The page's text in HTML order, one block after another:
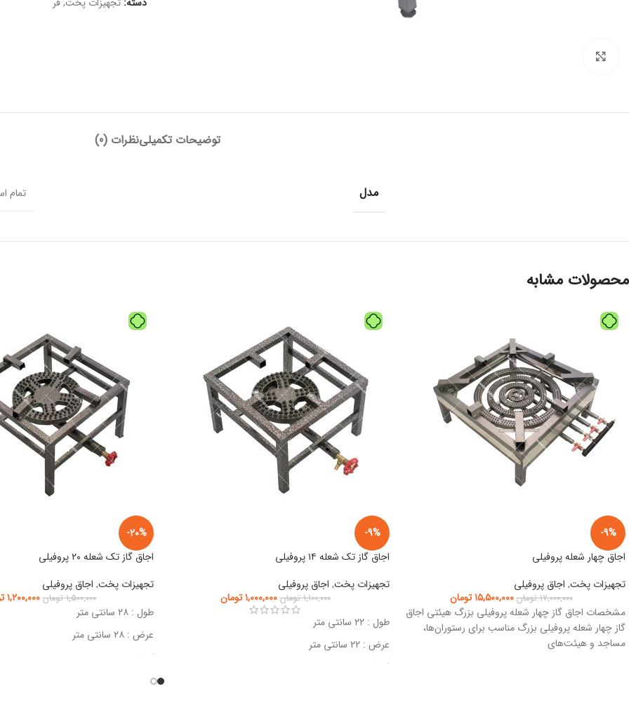
توضیحات تکمیلینظرات (0)
مدل تمام
محصولات مشابه
-9%
اجاق چهار شعله پروفیلی
تجهیزات پخت, اجاق پروفیلی
۱۷,۰۰۰,۰۰۰ تومان ۱۵,۵۰۰,۰۰۰ تومان
مشخصات اجاق گاز چهار شعله پروفیلی بزرگ هیئتی اجاق
گاز چهار شعله پروفیلی بزرگ مناسب برای رستوران‌ها،
مساجد و هیئت‌های
-9%
اجاق گاز تک شعله ۱۴ پروفیلی
تجهیزات پخت, اجاق پروفیلی
۱,۱۰۰,۰۰۰ تومان ۱,۰۰۰,۰۰۰ تومان
طول : ۲۲ سانتی متر
عرض : ۲۲ سانتی متر
ارتفاع : ۲۳ سانتی متر
-20%
اجاق گاز تک شعله ۲۰ پروفیلی
تجهیزات پخت, اجاق پروفیلی
۱,۵۰۰,۰۰۰ تومان ۱,۲۰۰,۰۰۰
طول : ۲۸ سانتی متر
عرض : ۲۸ سانتی متر
ارتفاع : ۲۲ سانتی متر